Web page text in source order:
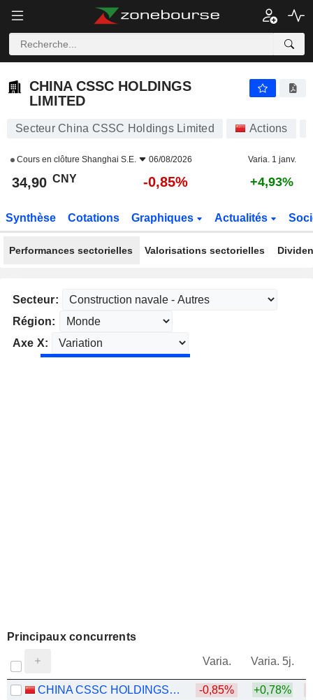
CHINA CSSC HOLDINGS
LIMITED
Secteur China CSSC Holdings Limited Actions
Cours en clôture Shanghai S.E. 06/08/2026 Varia. 1 janv.
34,90 CNY -0,85% +4,93%
Synthèse Cotations Graphiques Actualités
Performances sectorielles Valorisations sectorielles
Secteur:
Région:
Axe X:
Principaux concurrents
Varia. Varia. 5j.
CHINA CSSC HOLDINGS LIMITED
-0,85% +0,78%